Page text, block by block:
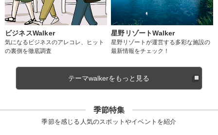
ビジネスWalker
気になるビジネスのアレコレ、ヒット
の裏側を徹底調査
星野リゾートWalker
星野リゾートが運営する多彩な施設の
最新情報をチェック！
テーマwalkerをもっと見る
季節特集
季節を感じる人気のスポットやイベントを紹介